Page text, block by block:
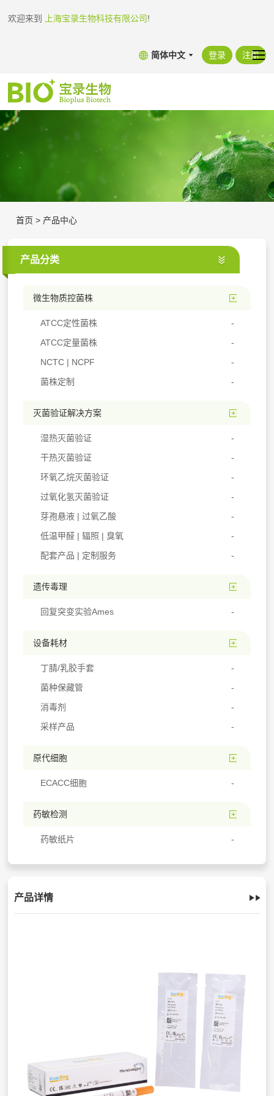
欢迎来到 上海宝录生物科技有限公司!
简体中文 登录 注册
首页 > 产品中心
产品分类
微生物质控菌株
ATCC定性菌株
ATCC定量菌株
NCTC | NCPF
菌株定制
灭菌验证解决方案
湿热灭菌验证
干热灭菌验证
环氧乙烷灭菌验证
过氧化氢灭菌验证
芽孢悬液 | 过氧乙酸
低温甲醛 | 辐照 | 臭氧
配套产品 | 定制服务
遗传毒理
回复突变实验Ames
设备耗材
丁腈/乳胶手套
菌种保藏管
消毒剂
采样产品
原代细胞
ECACC细胞
药敏检测
药敏纸片
产品详情